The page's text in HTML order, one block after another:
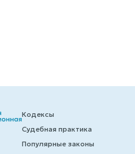
Кодексы
Судебная практика
Популярные законы